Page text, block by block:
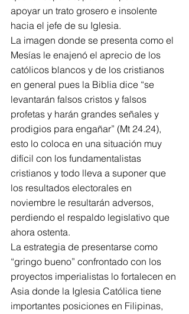
apoyar un trato grosero e insolente
hacia el jefe de su Iglesia.
La imagen donde se presenta como el
Mesías le enajenó el aprecio de los
católicos blancos y de los cristianos
en general pues la Biblia dice “se
levantarán falsos cristos y falsos
profetas y harán grandes señales y
prodigios para engañar” (Mt 24.24),
esto lo coloca en una situación muy
difícil con los fundamentalistas
cristianos y todo lleva a suponer que
los resultados electorales en
noviembre le resultarán adversos,
perdiendo el respaldo legislativo que
ahora ostenta.
La estrategia de presentarse como
“gringo bueno” confrontado con los
proyectos imperialistas lo fortalecen en
Asia donde la Iglesia Católica tiene
importantes posiciones en Filipinas,